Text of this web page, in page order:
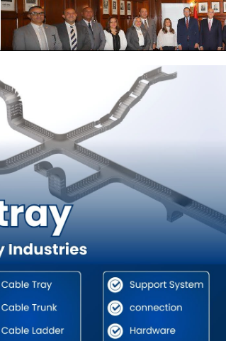
الوهاب نائب الرئيس التنفيذي لبنك
لجهاز تنمية المشروعات المتوسطة
بحضور محمد مدحت نائب الرئيس
عبد الله رئيس قطاع المشروعات
الصغر ببنك مصر ونسمة الغرابلي
الصغر بجهاز تنمية المشروعات